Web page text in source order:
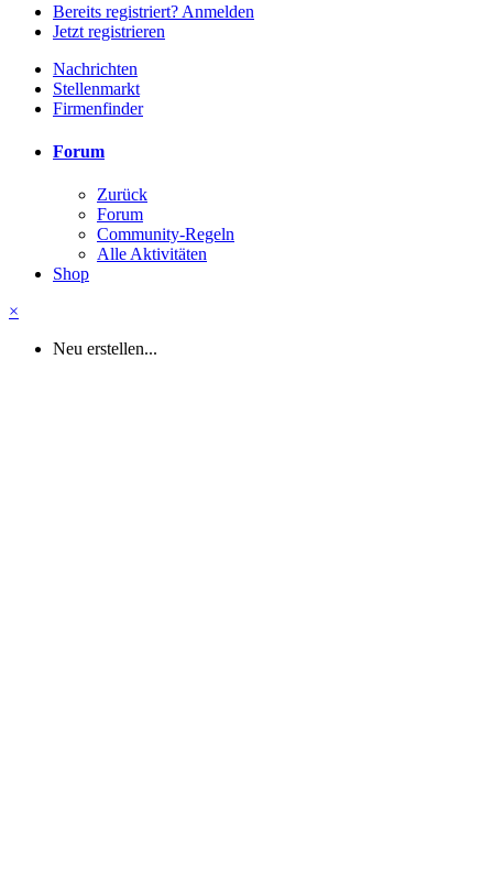
Bereits registriert? Anmelden
Jetzt registrieren
Nachrichten
Stellenmarkt
Firmenfinder
Forum
Zurück
Forum
Community-Regeln
Alle Aktivitäten
Shop
×
Neu erstellen...